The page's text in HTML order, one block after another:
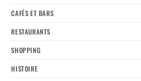
CAFÉS ET BARS
RESTAURANTS
SHOPPING
HISTOIRE